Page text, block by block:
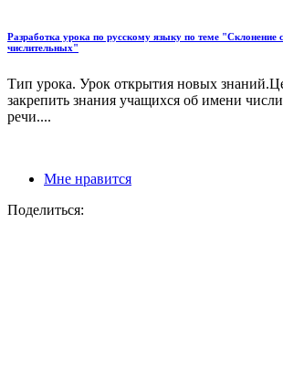
Разработка урока по русскому языку по теме "Склонение
числительных"
Тип урока. Урок открытия новых
закрепить знания учащихся об имени
речи....
Мне нравится
Поделиться: